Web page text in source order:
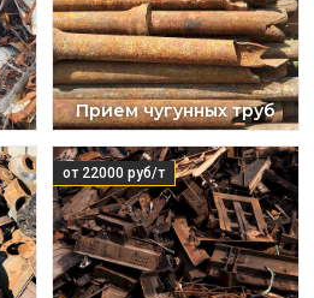
Прием чугунных труб
от 22000 руб/т